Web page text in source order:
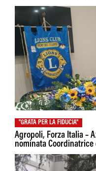
"GRATA PER LA FIDUCIA"
Agropoli, Forza Italia –
nominata Coordinatrice